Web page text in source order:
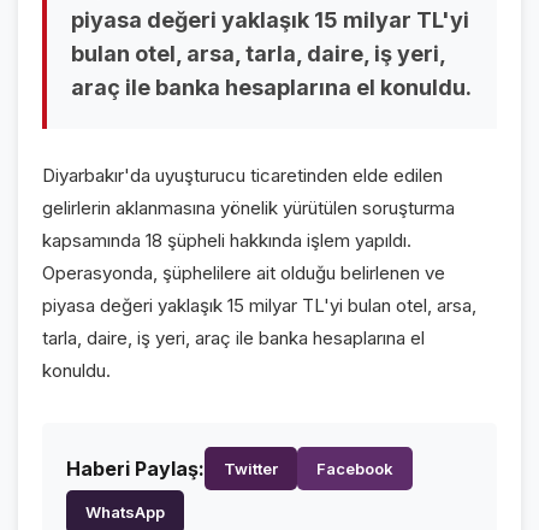
FOTO GALERİ
GALERİLER
KURUMSAL
HAKKIMIZDA
KÜNYE
piyasa değeri yaklaşık 15 milyar TL'yi
bulan otel, arsa, tarla, daire, iş yeri,
araç ile banka hesaplarına el konuldu.
Diyarbakır'da uyuşturucu ticaretinden elde edilen
gelirlerin aklanmasına yönelik yürütülen soruşturma
kapsamında 18 şüpheli hakkında işlem yapıldı.
Operasyonda, şüphelilere ait olduğu belirlenen ve
piyasa değeri yaklaşık 15 milyar TL'yi bulan otel, arsa,
tarla, daire, iş yeri, araç ile banka hesaplarına el
konuldu.
Haberi Paylaş: Twitter Facebook
WhatsApp